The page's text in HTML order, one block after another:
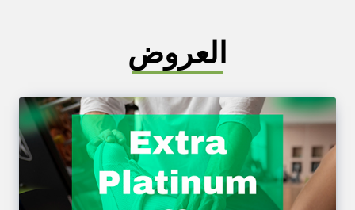
العروض